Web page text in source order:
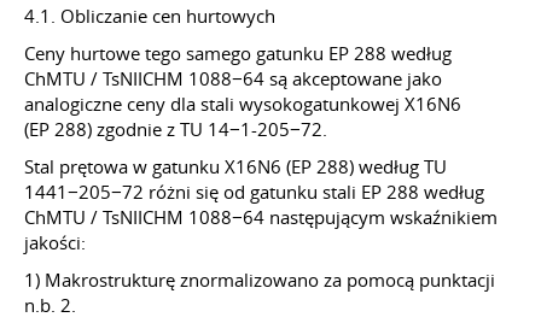
4.1. Obliczanie cen hurtowych
Ceny hurtowe tego samego gatunku EP 288 według
ChMTU / TsNIICHM 1088−64 są akceptowane jako
analogiczne ceny dla stali wysokogatunkowej X16N6
(EP 288) zgodnie z TU 14−1-205−72.
Stal prętowa w gatunku X16N6 (EP 288) według TU
1441−205−72 różni się od gatunku stali EP 288 według
ChMTU / TsNIICHM 1088−64 następującym wskaźnikiem
jakości:
1) Makrostrukturę znormalizowano za pomocą punktacji
n.b. 2.